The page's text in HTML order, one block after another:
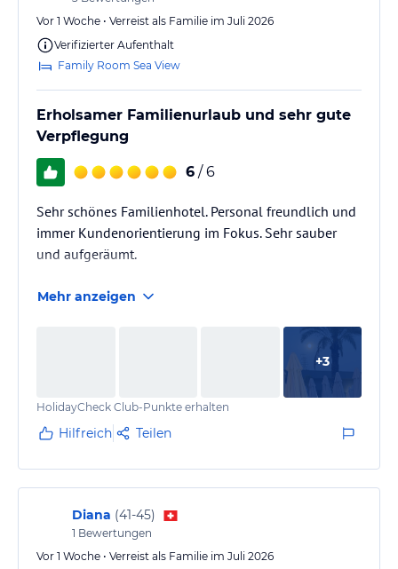
Vor 1 Woche • Verreist als Familie im Juli 2026
Verifizierter Aufenthalt
Family Room Sea View
Erholsamer Familienurlaub und sehr gute
Verpflegung
6 / 6
Sehr schönes Familienhotel. Personal freundlich und
immer Kundenorientierung im Fokus. Sehr sauber
und aufgeräumt.
Mehr anzeigen
+3
HolidayCheck Club-Punkte erhalten
Hilfreich Teilen
Diana (41-45)
1 Bewertungen
Vor 1 Woche • Verreist als Familie im Juli 2026